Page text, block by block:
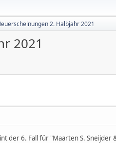
2. Halbjahr 2021
2021
der 6. Fall für "Maarten S. Sneijder